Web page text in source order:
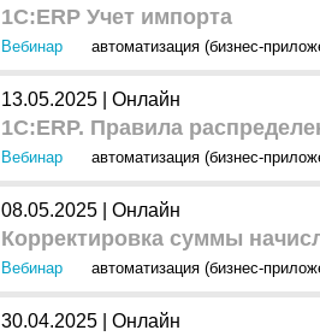
1С:ERP Учет импорта
Вебинар автоматизация (бизнес-
13.05.2025 | Онлайн
1С:ERP. Правила
Вебинар автоматизация (бизнес-
08.05.2025 | Онлайн
Корректировка суммы
Вебинар автоматизация (бизнес-
30.04.2025 | Онлайн